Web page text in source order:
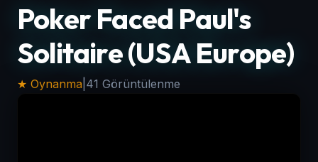
Poker Faced Paul's
Solitaire (USA Europe)
★ Oynanma 41 Görüntülenme